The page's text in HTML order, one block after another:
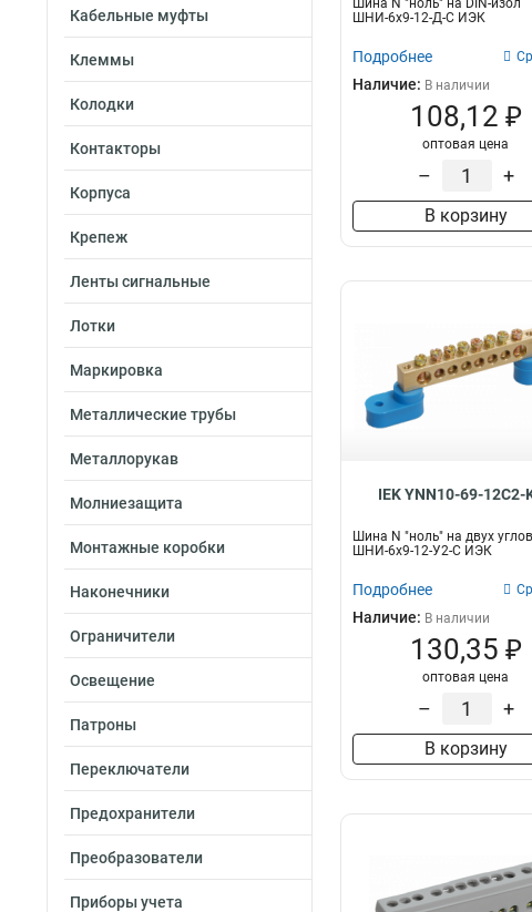
Кабельные муфты
Клеммы
Колодки
Контакторы
Корпуса
Крепеж
Ленты сигнальные
Лотки
Маркировка
Металлические трубы
Металлорукав
Молниезащита
Монтажные коробки
Наконечники
Ограничители
Освещение
Патроны
Переключатели
Предохранители
Преобразователи
Приборы учета
Шина N "ноль" на DIN-изол
ШНИ-6х9-12-Д-С ИЭК
Подробнее
Наличие: В наличии
108,12 ₽
оптовая цена
– +
В корзину
IEK YNN10-69-12C2-
Шина N "ноль" на двух
ШНИ-6х9-12-У2-С ИЭК
Подробнее
Наличие: В наличии
130,35 ₽
оптовая цена
– +
В корзину